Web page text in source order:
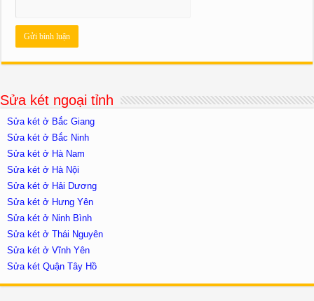
Sửa két ngoại tỉnh
Sửa két ở Bắc Giang
Sửa két ở Bắc Ninh
Sửa két ở Hà Nam
Sửa két ở Hà Nội
Sửa két ở Hải Dương
Sửa két ở Hưng Yên
Sửa két ở Ninh Bình
Sửa két ở Thái Nguyên
Sửa két ở Vĩnh Yên
Sửa két Quận Tây Hồ